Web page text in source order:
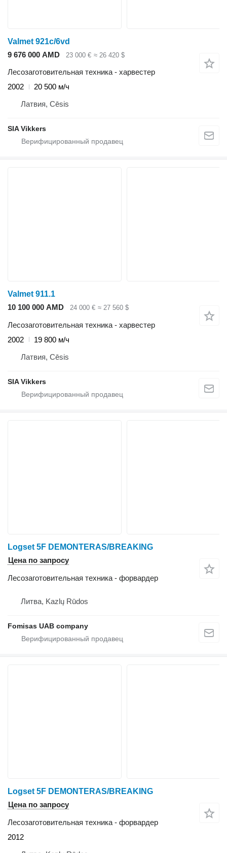
Valmet 921c/6vd
9 676 000 AMD
23 000 € ≈ 26 420 $
Лесозаготовительная техника - харвестер
2002
20 500 м/ч
Латвия, Cēsis
SIA Vikkers
Valmet 911.1
10 100 000 AMD
24 000 € ≈ 27 560 $
Лесозаготовительная техника - харвестер
2002
19 800 м/ч
Латвия, Cēsis
SIA Vikkers
Logset 5F DEMONTERAS/BREAKING
Цена по запросу
Лесозаготовительная техника - форвардер
Литва, Kazlų Rūdos
Fomisas UAB company
Logset 5F DEMONTERAS/BREAKING
Цена по запросу
Лесозаготовительная техника - форвардер
2012